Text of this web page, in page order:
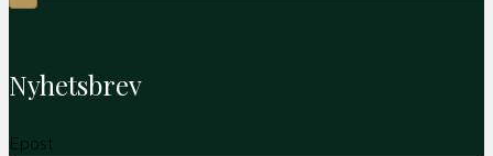
Nyhetsbrev
Epost